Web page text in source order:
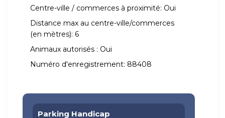
Centre-ville / commerces à proximité: Oui
Distance max au centre-ville/commerces
(en mètres): 6
Animaux autorisés : Oui
Numéro d'enregistrement: 88408
Parking Handicap